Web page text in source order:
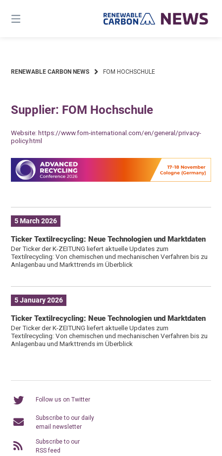
content
RENEWABLE CARBON NEWS FOM HOCHSCHULE
Supplier: FOM Hochschule
Website:https://www.fom-international.com/en/general/privacy-
policy.html
5 March 2026
Ticker Textilrecycling: Neue Technologien und Marktdaten
Der Ticker der K-ZEITUNG liefert aktuelle Updates zum
Textilrecycling: Von chemischen und mechanischen Verfahren bis zu
Anlagenbau und Markttrends im Überblick
5 January 2026
Ticker Textilrecycling: Neue Technologien und Marktdaten
Der Ticker der K-ZEITUNG liefert aktuelle Updates zum
Textilrecycling: Von chemischen und mechanischen Verfahren bis zu
Anlagenbau und Markttrends im Überblick
Follow us on Twitter
Subscribe to our daily
email newsletter
Subscribe to our
RSS feed